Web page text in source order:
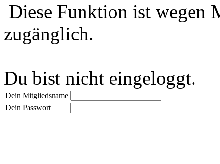
Diese Funktion ist wegen
zugänglich.
Du bist nicht eingeloggt.
Dein Mitgliedsname
Dein Passwort